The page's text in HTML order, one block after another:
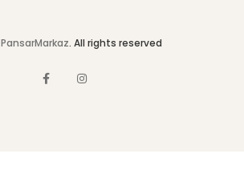
PansarMarkaz. All rights reserved